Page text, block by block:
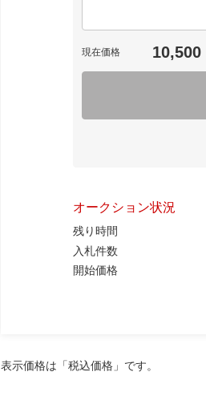
現在価格 10,500
オークション状況
残り時間
入札件数
開始価格
表示価格は「税込価格」です。